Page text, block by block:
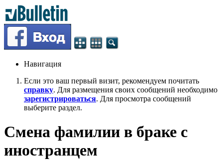
Навигация
Если это ваш первый визит, рекомендуем почитать
справку. Для размещения своих сообщений необходимо
зарегистрироваться. Для просмотра сообщений
выберите раздел.
Смена фамилии в браке с
иностранцем